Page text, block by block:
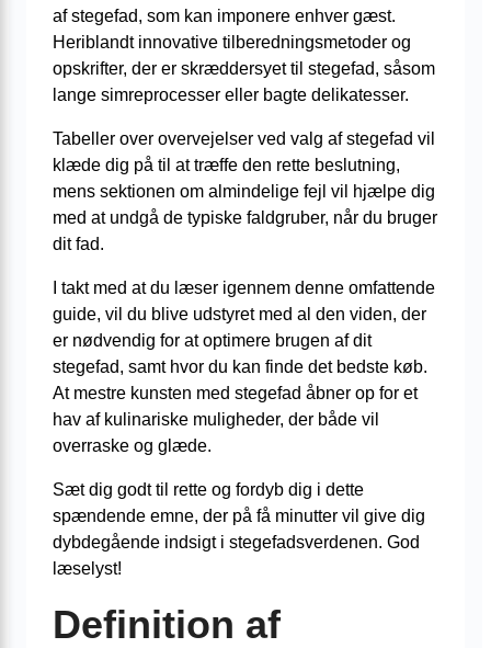
af stegefad, som kan imponere enhver gæst.
Heriblandt innovative tilberedningsmetoder og
opskrifter, der er skræddersyet til stegefad, såsom
lange simreprocesser eller bagte delikatesser.
Tabeller over overvejelser ved valg af stegefad vil
klæde dig på til at træffe den rette beslutning,
mens sektionen om almindelige fejl vil hjælpe dig
med at undgå de typiske faldgruber, når du bruger
dit fad.
I takt med at du læser igennem denne omfattende
guide, vil du blive udstyret med al den viden, der
er nødvendig for at optimere brugen af dit
stegefad, samt hvor du kan finde det bedste køb.
At mestre kunsten med stegefad åbner op for et
hav af kulinariske muligheder, der både vil
overraske og glæde.
Sæt dig godt til rette og fordyb dig i dette
spændende emne, der på få minutter vil give dig
dybdegående indsigt i stegefadsverdenen. God
læselyst!
Definition af